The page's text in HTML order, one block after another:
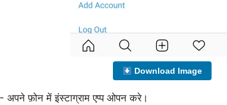
Download Image
अपने फ़ोन में इंस्टाग्राम एप्प ओपन करे।